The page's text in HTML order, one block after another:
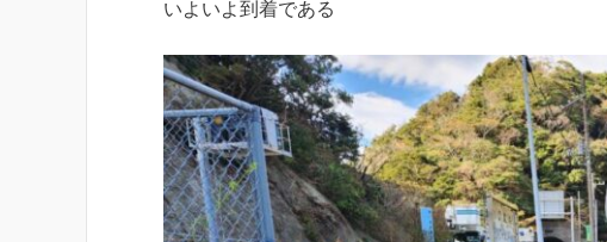
いよいよ到着である